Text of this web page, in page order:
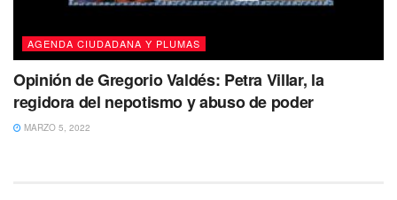
AGENDA CIUDADANA Y PLUMAS
Opinión de Gregorio Valdés: Petra Villar, la
regidora del nepotismo y abuso de poder
MARZO 5, 2022